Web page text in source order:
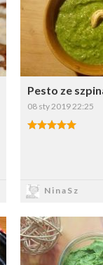
Pesto ze
08 sty 2019 22:25
NinaSz
Dodaj